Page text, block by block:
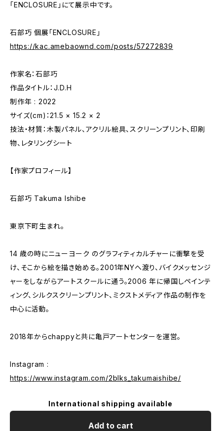
「ENCLOSURE」にて展示中です。
石部巧 個展「ENCLOSURE」
https://kac.amebaownd.com/posts/57272839
作家名：石部巧
作品タイトル：J.D.H
制作年 : 2022
サイズ(cm)：21.5 × 15.2 × 2
技法・材質：木製パネル、アクリル絵具、スクリーンプリント、印刷
物、レタリングシート
【作家プロフィール】
石部巧 Takuma Ishibe
東京下町生まれ。
14 歳の時にニューヨーク のグラフィティカルチャーに衝撃を受
け、そこから絵を描き始める。2001年NYへ渡り、バイクメッセンジ
ャーをしながらアートスクールに通う。2006 年に帰国しペインテ
ィング、シルクスクリーンプリント、ミクストメディア作品の制作を
中心に活動。
2018年からchappyと共に亀戸アートセンターを運営。
Instagram :
https://www.instagram.com/2blks_takumaishibe/
International shipping available
Add to cart